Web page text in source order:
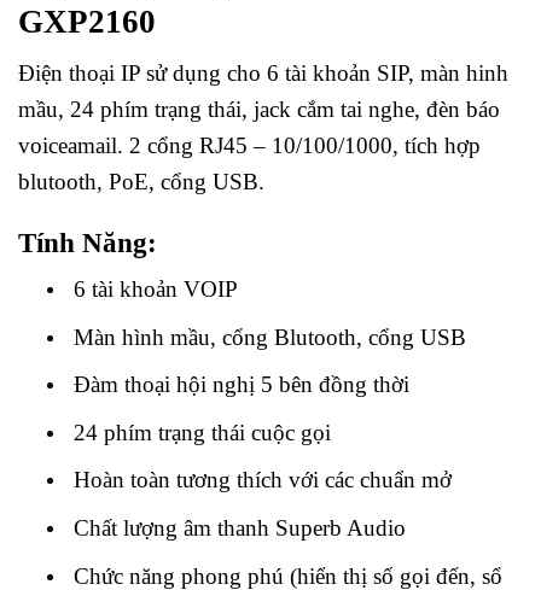
GXP2160
Điện thoại IP sử dụng cho 6 tài khoản SIP, màn hinh
mầu, 24 phím trạng thái, jack cắm tai nghe, đèn báo
voiceamail. 2 cổng RJ45 – 10/100/1000, tích hợp
blutooth, PoE, cổng USB.
Tính Năng:
6 tài khoản VOIP
Màn hình mầu, cổng Blutooth, cổng USB
Đàm thoại hội nghị 5 bên đồng thời
24 phím trạng thái cuộc gọi
Hoàn toàn tương thích với các chuẩn mở
Chất lượng âm thanh Superb Audio
Chức năng phong phú (hiển thị số gọi đến, sổ